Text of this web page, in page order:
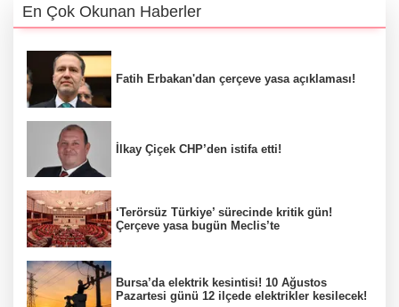
En Çok Okunan Haberler
Fatih Erbakan'dan çerçeve yasa açıklaması!
İlkay Çiçek CHP’den istifa etti!
‘Terörsüz Türkiye’ sürecinde kritik gün!
Çerçeve yasa bugün Meclis’te
Bursa’da elektrik kesintisi! 10 Ağustos
Pazartesi günü 12 ilçede elektrikler kesilecek!